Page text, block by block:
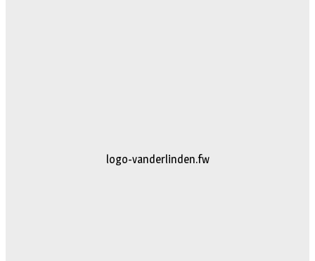
logo-vanderlinden.fw